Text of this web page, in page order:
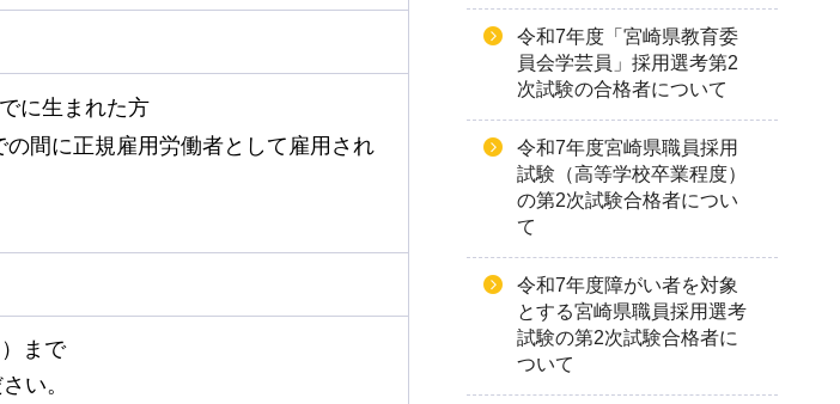
に生まれた方
間に正規雇用労働者として雇用され
まで
い。
令和7年度「宮崎県教育委
員会学芸員」採用選考第2
次試験の合格者について
令和7年度宮崎県職員採用
試験（高等学校卒業程度）
の第2次試験合格者につい
て
令和7年度障がい者を対象
とする宮崎県職員採用選考
試験の第2次試験合格者に
ついて